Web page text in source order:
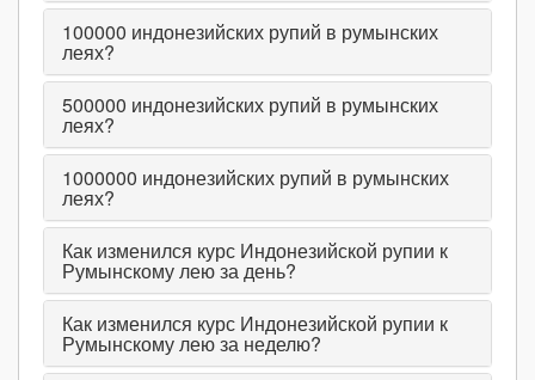
100000 индонезийских рупий в румынских
леях?
500000 индонезийских рупий в румынских
леях?
1000000 индонезийских рупий в румынских
леях?
Как изменился курс Индонезийской рупии к
Румынскому лею за день?
Как изменился курс Индонезийской рупии к
Румынскому лею за неделю?